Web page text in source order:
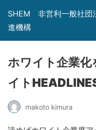
SHEM 非営利一般社団
進機構
ホワイト企業化
イト
makoto kimura